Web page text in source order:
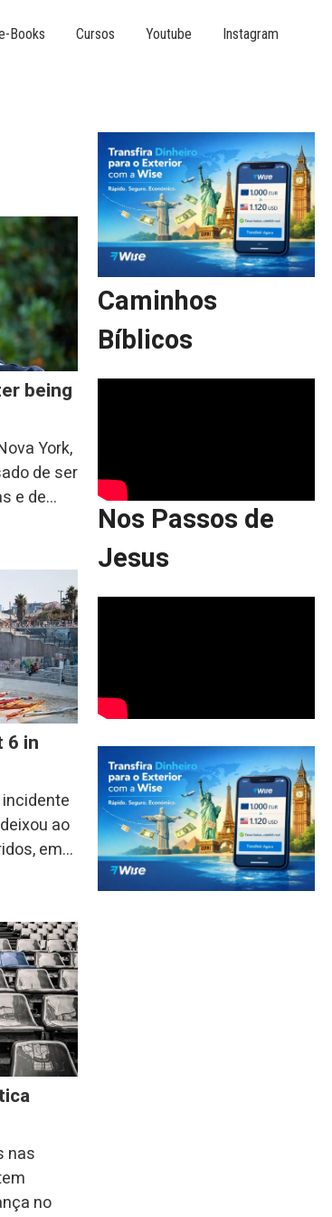
Books Cursos Youtube Instagram
being
York,
de ser
e de...
6 in
ao
em...
nas
no
Caminhos
Bíblicos
Nos Passos de
Jesus